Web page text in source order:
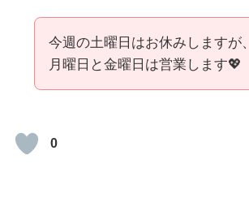
今週の土曜日はお休みしますが、
月曜日と金曜日は営業します💖
0